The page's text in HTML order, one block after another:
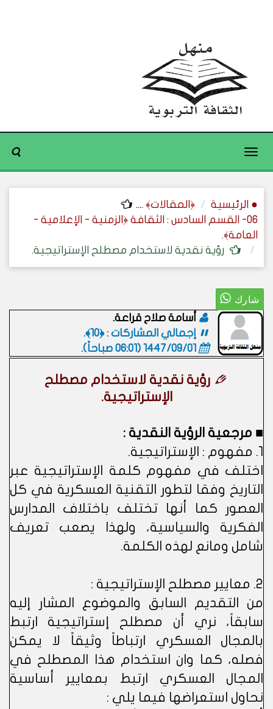
Toggle
● الرئيسية ﴿المقالات﴾ ....
06- القسم السادس : الثقافة ﴿الزمنية - الإعلامية -
العامة﴾.
رؤية نقدية لاستخدام مصطلح الإستراتيجية.
أسامة صلاح قراعة.
إجمالي المشاركات : ﴿10﴾.
1447/09/01 (06:01 صباحاً)
.
رؤية نقدية لاستخدام مصطلح
الإستراتيجية.
■ مرجعية الرؤية النقدية :
1. مفهوم : الإستراتيجية.
اختلف في مفهوم كلمة الإستراتيجية عبر
التاريخ وفقا لتطور التقنية العسكرية في كل
العصور كما أنها تختلف باختلاف المدارس
الفكرية والسياسية، ولهذا يصعب تعريف
شامل ومانع لهذه الكلمة.
2. معايير مصطلح الإستراتيجية :
من التقديم السابق والموضوع المشار إليه
سابقاً، نري أن مصطلح إستراتيجية ارتبط
بالمجال العسكري ارتباطاً وثيقاً لا يمكن
فصله، كما وان استخدام هذا المصطلح في
المجال العسكري ارتبط بمعايير أساسية
نحاول استعراضها فيما يلي :